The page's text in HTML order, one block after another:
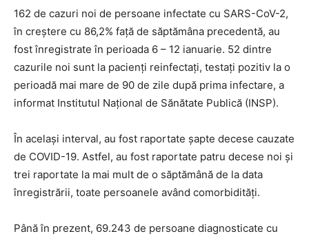
162 de cazuri noi de persoane infectate cu SARS-CoV-2,
în creștere cu 86,2% față de săptămâna precedentă, au
fost înregistrate în perioada 6 – 12 ianuarie. 52 dintre
cazurile noi sunt la pacienți reinfectați, testați pozitiv la o
perioadă mai mare de 90 de zile după prima infectare, a
informat Institutul Național de Sănătate Publică (INSP).
În același interval, au fost raportate șapte decese cauzate
de COVID-19. Astfel, au fost raportate patru decese noi și
trei raportate la mai mult de o săptămână de la data
înregistrării, toate persoanele având comorbidități.
Până în prezent, 69.243 de persoane diagnosticate cu